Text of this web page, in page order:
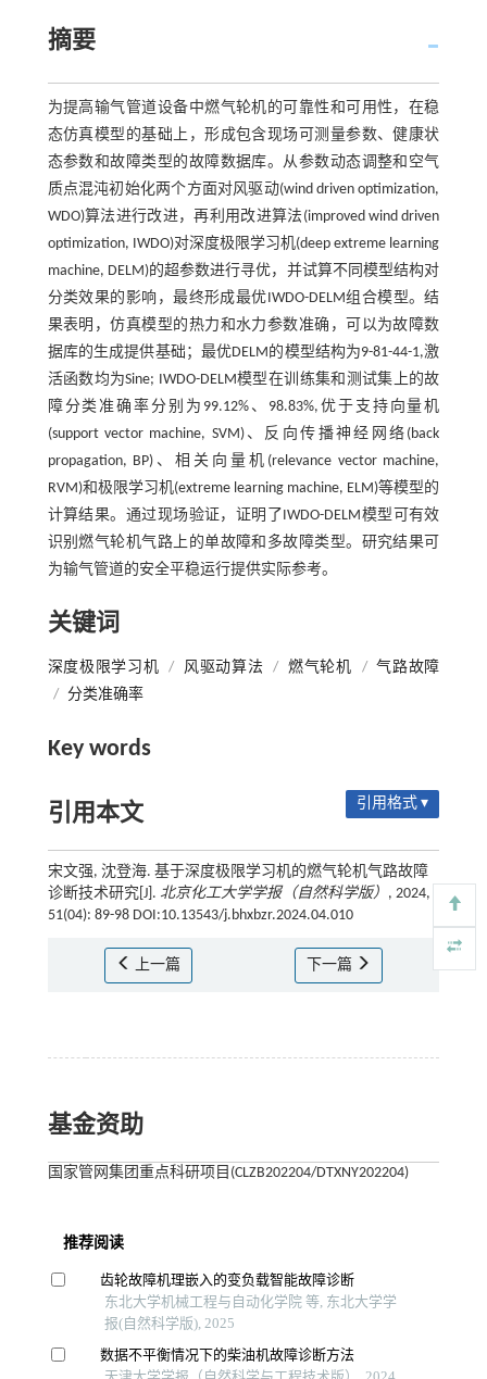
摘要
为提高输气管道设备中燃气轮机的可靠性和可用性，在稳
态仿真模型的基础上，形成包含现场可测量参数、健康状
态参数和故障类型的故障数据库。从参数动态调整和空气
质点混沌初始化两个方面对风驱动(wind driven optimization,
WDO)算法进行改进，再利用改进算法(improved wind driven
optimization, IWDO)对深度极限学习机(deep extreme learning
machine, DELM)的超参数进行寻优，并试算不同模型结构对
分类效果的影响，最终形成最优IWDO-DELM组合模型。结
果表明，仿真模型的热力和水力参数准确，可以为故障数
据库的生成提供基础；最优DELM的模型结构为9-81-44-1,激
活函数均为Sine; IWDO-DELM模型在训练集和测试集上的故
障分类准确率分别为99.12%、98.83%,优于支持向量机
(support vector machine, SVM)、反向传播神经网络(back
propagation, BP)、相关向量机(relevance vector machine,
RVM)和极限学习机(extreme learning machine, ELM)等模型的
计算结果。通过现场验证，证明了IWDO-DELM模型可有效
识别燃气轮机气路上的单故障和多故障类型。研究结果可
为输气管道的安全平稳运行提供实际参考。
关键词
深度极限学习机 / 风驱动算法 / 燃气轮机 / 气路故障
/ 分类准确率
Key words
引用本文 引用格式 ▾
宋文强, 沈登海. 基于深度极限学习机的燃气轮机气路故障
诊断技术研究[J]. 北京化工大学学报（自然科学版） , 2024,
51(04): 89-98 DOI:10.13543/j.bhxbzr.2024.04.010
上一篇 下一篇
基金资助
国家管网集团重点科研项目(CLZB202204/DTXNY202204)